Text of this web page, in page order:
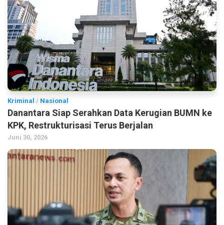
Kriminal / Nasional
Danantara Siap Serahkan Data Kerugian BUMN ke
KPK, Restrukturisasi Terus Berjalan
Juni 30, 2026